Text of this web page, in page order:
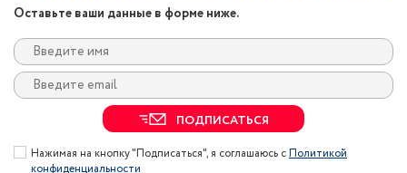
Оставьте ваши данные в форме ниже.
ПОДПИСАТЬСЯ
Нажимая на кнопку "Подписаться", я соглашаюсь сПолитикой
конфиденциальности